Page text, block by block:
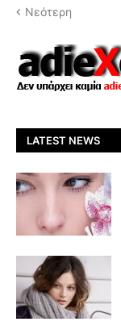
Νεότερη
LATEST NEWS